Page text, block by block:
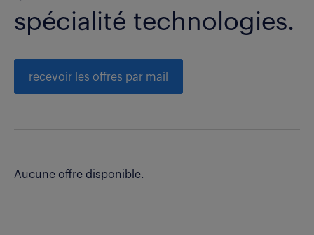
spécialité technologies.
recevoir les offres par mail
Aucune offre disponible.